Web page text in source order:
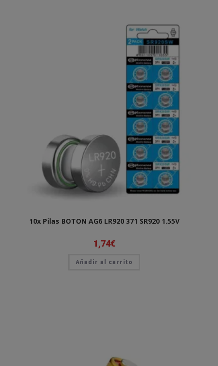
10x Pilas BOTON AG6 LR920 371 SR920 1.55V
1,74€
Añadir al carrito